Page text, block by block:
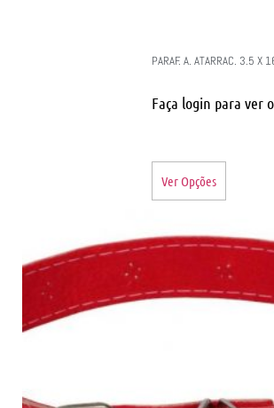
PARAF. A. ATARRAC. 3.5
Faça login para ver
Ver Opções